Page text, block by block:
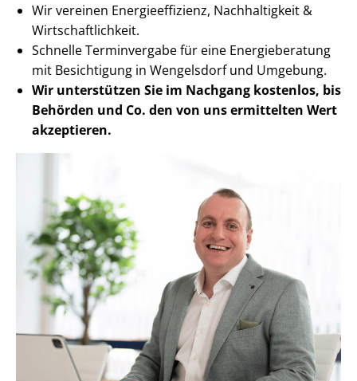
Wir vereinen En­er­gie­ef­fi­zi­enz, Nachhaltigkeit &
Wirt­schaft­lich­keit.
Schnelle Terminvergabe für eine Energieberatung
mit Besichtigung in Wengelsdorf und Umgebung.
Wir unterstützen Sie im Nachgang kostenlos, bis
Behörden und Co. den von uns ermittelten Wert
akzeptieren.